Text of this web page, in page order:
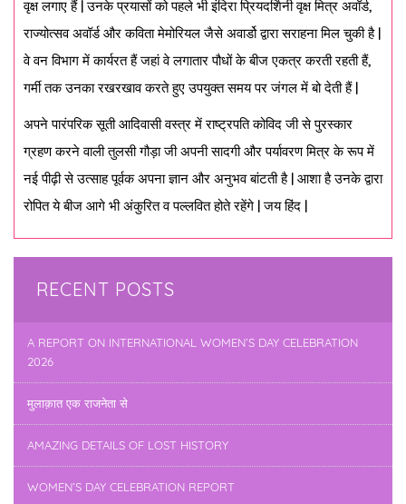
वृक्ष लगाए हैं | उनके प्रयासों को पहले भी इंदिरा प्रियदर्शिनी वृक्ष मित्र अवॉर्ड,
राज्योत्सव अवॉर्ड और कविता मेमोरियल जैसे अवार्डो द्वारा सराहना मिल चुकी है |
वे वन विभाग में कार्यरत हैं जहां वे लगातार पौधों के बीज एकत्र करती रहती हैं,
गर्मी तक उनका रखरखाव करते हुए उपयुक्त समय पर जंगल में बो देती हैं |
अपने पारंपरिक सूती आदिवासी वस्त्र में राष्ट्रपति कोविद जी से पुरस्कार
ग्रहण करने वाली तुलसी गौड़ा जी अपनी सादगी और पर्यावरण मित्र के रूप में
नई पीढ़ी से उत्साह पूर्वक अपना ज्ञान और अनुभव बांटती है | आशा है उनके द्वारा
रोपित ये बीज आगे भी अंकुरित व पल्लवित होते रहेंगे | जय हिंद |
RECENT POSTS
A REPORT ON INTERNATIONAL WOMEN’S DAY CELEBRATION
2026
मुलाक़ात एक राजनेता से
AMAZING DETAILS OF LOST HISTORY
WOMEN’S DAY CELEBRATION REPORT